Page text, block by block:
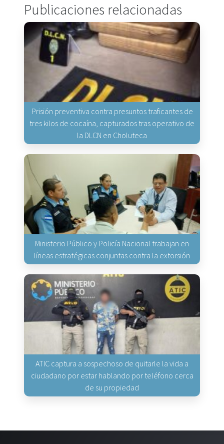
Publicaciones relacionadas
Prisión preventiva contra presuntos traficantes de
tres kilos de cocaína, capturados tras operativo de
la DLCN en Choluteca
Ministerio Público y Policía Nacional trabajan en
líneas estratégicas conjuntas contra la extorsión
ATIC captura a sospechoso de quitarle la vida a
ciudadano por estar hablando por teléfono cerca
de su propiedad